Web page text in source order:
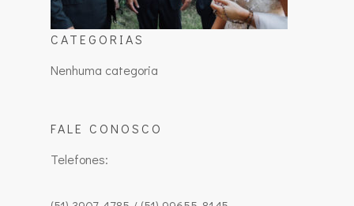
CATEGORIAS
Nenhuma categoria
FALE CONOSCO
Telefones: